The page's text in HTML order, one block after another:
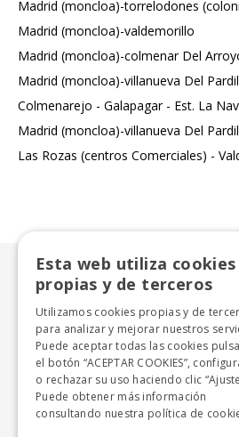
Madrid (moncloa)-torrelodones
Madrid (moncloa)-valdemorillo
Madrid (moncloa)-colmenar Del
Madrid (moncloa)-villanueva Del
Colmenarejo - Galapagar - Est. La
Madrid (moncloa)-villanueva Del
Las Rozas (centros Comerciales) -
Esta web utiliza cookies
propias y de terceros
Utilizamos cookies propias y de
para analizar y mejorar nuestros
Puede aceptar todas las cookies
el botón “ACEPTAR COOKIES”,
o rechazar su uso haciendo clic
Puede obtener más información
consultando nuestra política de